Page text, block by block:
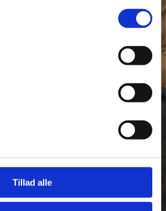
Tillad alle